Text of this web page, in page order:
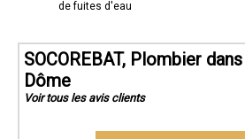
de fuites d'eau
SOCOREBAT, Plombier
Dôme
Voir tous les avis clients